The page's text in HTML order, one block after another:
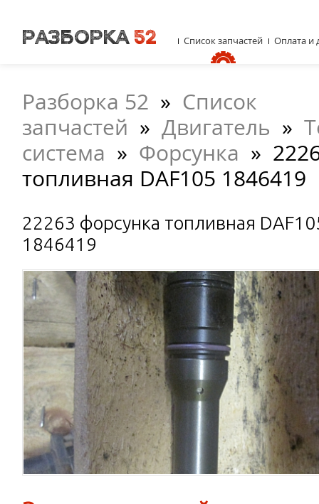
Разборка 52 » Список
запчастей » Двигатель »
система » Форсунка »
топливная DAF105 1846419
22263 форсунка топливная
1846419
Список запчастей Оплата и